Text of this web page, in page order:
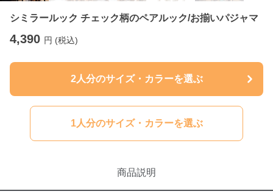
シミラールック チェック柄のペアルック/お揃いパジャマ
4,390 円 (税込)
2人分のサイズ・カラーを選ぶ
1人分のサイズ・カラーを選ぶ
商品説明